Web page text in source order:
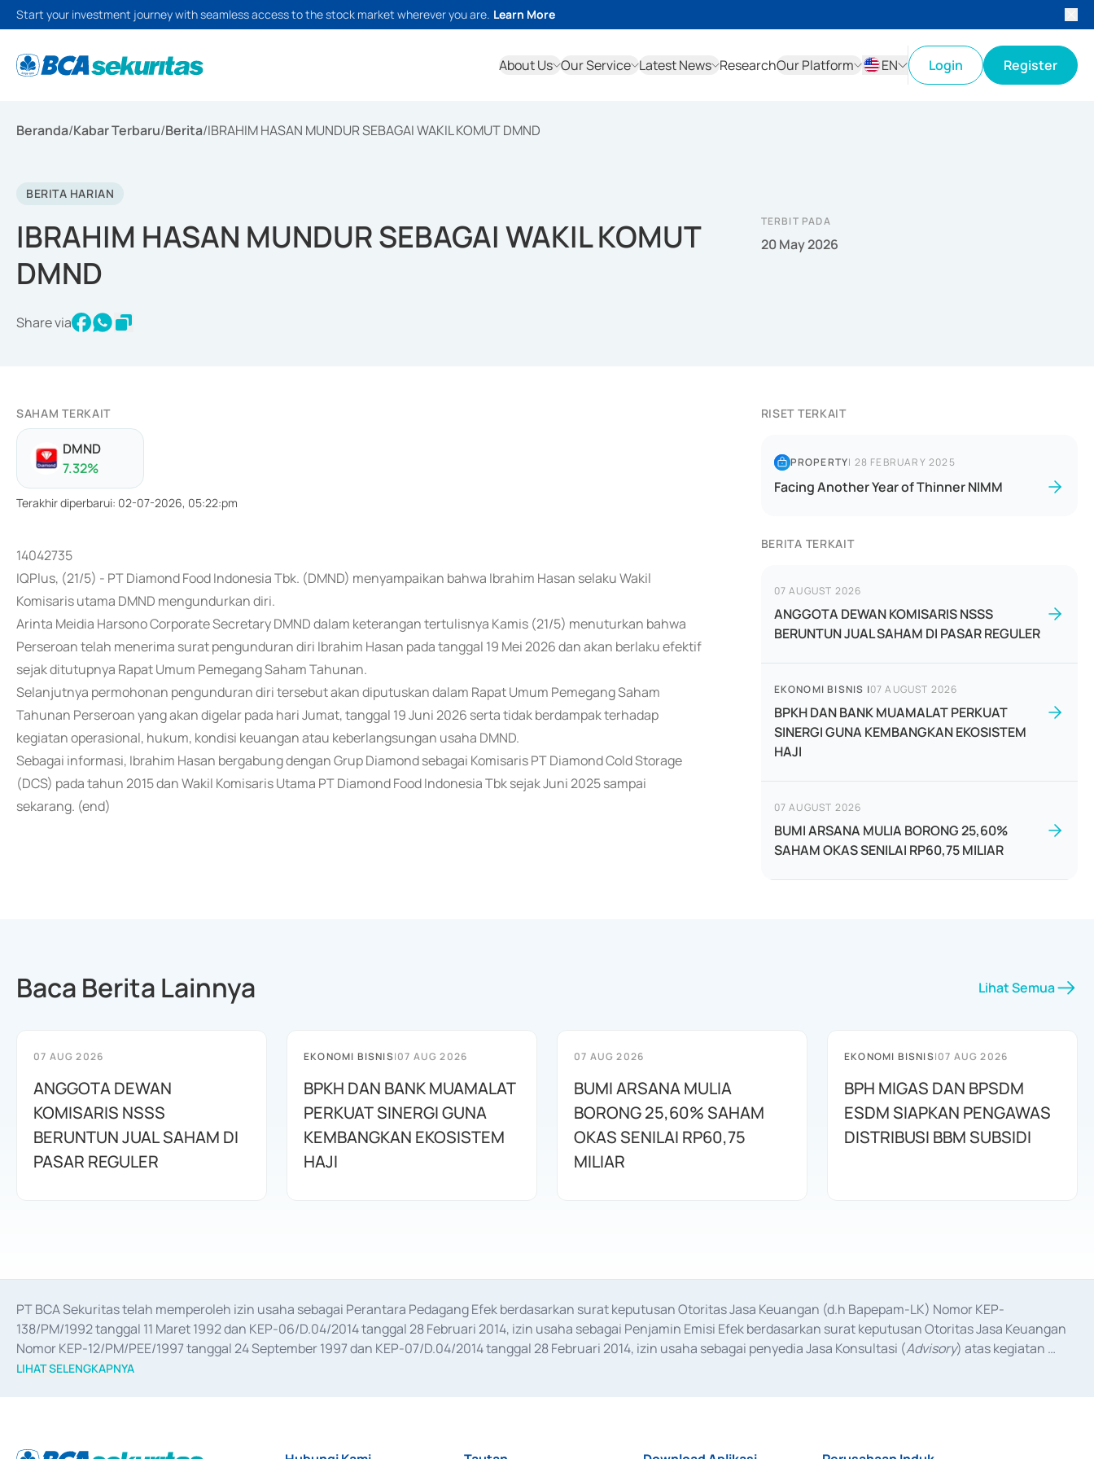
Start your investment journey with seamless access to the stock market wherever you are. Learn More
About Us Our Service Latest News ResearchOur Platform
EN
Login Register
Beranda/Kabar Terbaru/Berita/IBRAHIM HASAN MUNDUR SEBAGAI WAKIL KOMUT DMND
BERITA HARIAN
IBRAHIM HASAN MUNDUR SEBAGAI WAKIL KOMUT
DMND
Share via
TERBIT PADA
20 May 2026
SAHAM TERKAIT
DMND
7.32%
Terakhir diperbarui: 02-07-2026, 05:22:pm
14042735
IQPlus, (21/5) - PT Diamond Food Indonesia Tbk. (DMND) menyampaikan bahwa Ibrahim Hasan selaku Wakil
Komisaris utama DMND mengundurkan diri.
Arinta Meidia Harsono Corporate Secretary DMND dalam keterangan tertulisnya Kamis (21/5) menuturkan bahwa
Perseroan telah menerima surat pengunduran diri Ibrahim Hasan pada tanggal 19 Mei 2026 dan akan berlaku efektif
sejak ditutupnya Rapat Umum Pemegang Saham Tahunan.
Selanjutnya permohonan pengunduran diri tersebut akan diputuskan dalam Rapat Umum Pemegang Saham
Tahunan Perseroan yang akan digelar pada hari Jumat, tanggal 19 Juni 2026 serta tidak berdampak terhadap
kegiatan operasional, hukum, kondisi keuangan atau keberlangsungan usaha DMND.
Sebagai informasi, Ibrahim Hasan bergabung dengan Grup Diamond sebagai Komisaris PT Diamond Cold Storage
(DCS) pada tahun 2015 dan Wakil Komisaris Utama PT Diamond Food Indonesia Tbk sejak Juni 2025 sampai
sekarang. (end)
RISET TERKAIT
PROPERTY| 28 FEBRUARY 2025
Facing Another Year of Thinner NIMM
BERITA TERKAIT
07 AUGUST 2026
ANGGOTA DEWAN KOMISARIS NSSS
BERUNTUN JUAL SAHAM DI PASAR REGULER
EKONOMI BISNIS |07 AUGUST 2026
BPKH DAN BANK MUAMALAT PERKUAT
SINERGI GUNA KEMBANGKAN EKOSISTEM
HAJI
07 AUGUST 2026
BUMI ARSANA MULIA BORONG 25,60%
SAHAM OKAS SENILAI RP60,75 MILIAR
Baca Berita Lainnya Lihat Semua
07 AUG 2026
ANGGOTA DEWAN
KOMISARIS NSSS
BERUNTUN JUAL SAHAM DI
PASAR REGULER
EKONOMI BISNIS|07 AUG 2026
BPKH DAN BANK MUAMALAT
PERKUAT SINERGI GUNA
KEMBANGKAN EKOSISTEM
HAJI
07 AUG 2026
BUMI ARSANA MULIA
BORONG 25,60% SAHAM
OKAS SENILAI RP60,75
MILIAR
EKONOMI BISNIS|07 AUG 2026
BPH MIGAS DAN BPSDM
ESDM SIAPKAN PENGAWAS
DISTRIBUSI BBM SUBSIDI
PT BCA Sekuritas telah memperoleh izin usaha sebagai Perantara Pedagang Efek berdasarkan surat keputusan Otoritas Jasa Keuangan (d.h Bapepam-LK) Nomor KEP-
138/PM/1992 tanggal 11 Maret 1992 dan KEP-06/D.04/2014 tanggal 28 Februari 2014, izin usaha sebagai Penjamin Emisi Efek berdasarkan surat keputusan Otoritas Jasa Keuangan
Nomor KEP-12/PM/PEE/1997 tanggal 24 September 1997 dan KEP-07/D.04/2014 tanggal 28 Februari 2014, izin usaha sebagai penyedia Jasa Konsultasi (Advisory) atas kegiatan
merger, akuisisi, divestasi, dan
LIHAT SELENGKAPNYA